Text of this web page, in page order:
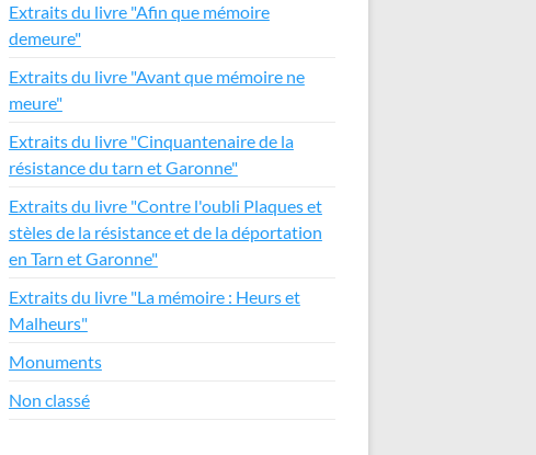
Extraits du livre "Afin que mémoire
demeure"
Extraits du livre "Avant que mémoire ne
meure"
Extraits du livre "Cinquantenaire de la
résistance du tarn et Garonne"
Extraits du livre "Contre l'oubli Plaques et
stèles de la résistance et de la déportation
en Tarn et Garonne"
Extraits du livre "La mémoire : Heurs et
Malheurs"
Monuments
Non classé